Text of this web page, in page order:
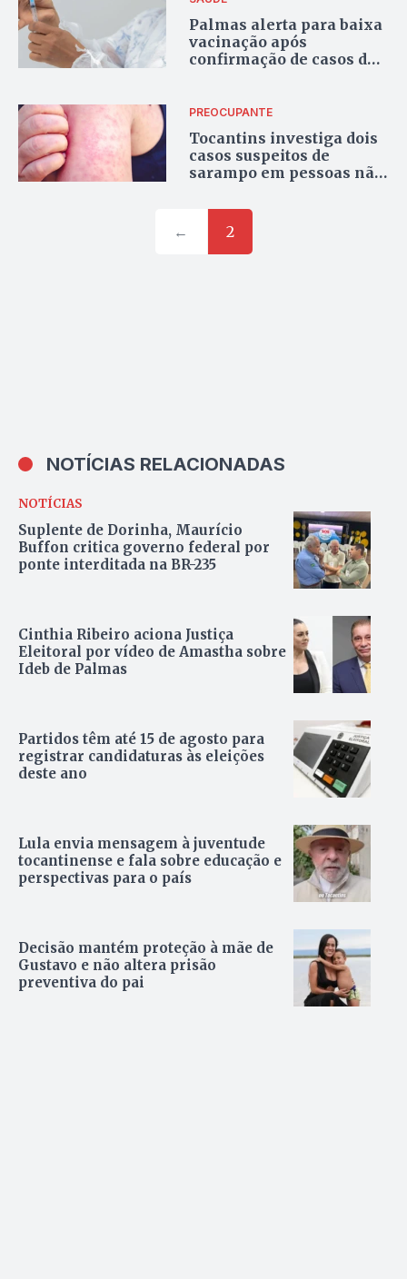
Palmas alerta para baixa
vacinação após
confirmação de casos de
PREOCUPANTE
Tocantins investiga dois
casos suspeitos de
sarampo em pessoas não
← 2
NOTÍCIAS RELACIONADAS
NOTÍCIAS
Suplente de Dorinha, Maurício
Buffon critica governo federal por
ponte interditada na BR-235
Cinthia Ribeiro aciona Justiça
Eleitoral por vídeo de Amastha sobre
Ideb de Palmas
Partidos têm até 15 de agosto para
registrar candidaturas às eleições
deste ano
Lula envia mensagem à juventude
tocantinense e fala sobre educação e
perspectivas para o país
Decisão mantém proteção à mãe de
Gustavo e não altera prisão
preventiva do pai